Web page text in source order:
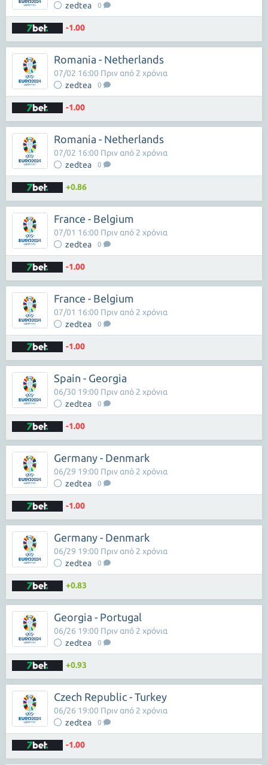
zedtea 0
-1.00
Romania - Netherlands
zedtea 0
07/02 16:00 Πριν από 2 χρόνια
-1.00
Romania - Netherlands
zedtea 0
07/02 16:00 Πριν από 2 χρόνια
+0.86
France - Belgium
zedtea 0
07/01 16:00 Πριν από 2 χρόνια
-1.00
France - Belgium
zedtea 0
07/01 16:00 Πριν από 2 χρόνια
-1.00
Spain - Georgia
zedtea 0
06/30 19:00 Πριν από 2 χρόνια
-1.00
Germany - Denmark
zedtea 0
06/29 19:00 Πριν από 2 χρόνια
-1.00
Germany - Denmark
zedtea 0
06/29 19:00 Πριν από 2 χρόνια
+0.83
Georgia - Portugal
zedtea 0
06/26 19:00 Πριν από 2 χρόνια
+0.93
Czech Republic - Turkey
zedtea 0
06/26 19:00 Πριν από 2 χρόνια
-1.00